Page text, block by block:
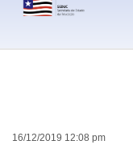
16/12/2019 12:08 pm